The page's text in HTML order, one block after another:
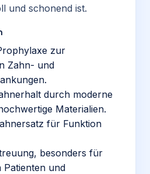
und schonend ist.
zur
Zahn- und
durch moderne
Materialien.
für Funktion
besonders für
Patienten und